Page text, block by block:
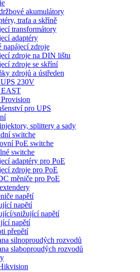
akumulátory
trafa a skříně
transformátory
adaptéry
napájecí zdroje
zdroje na DIN lištu
zdroje se skříní
zdrojů a ústředen
230V
EAST
pro UPS
splittery a sady
switche
PoE switche
switche
adaptéry pro PoE
zdroje pro PoE
měniče pro PoE
napětí
napětí
snižující napětí
napětí
přepětí
silnoproudých rozvodů
slaboproudých rozvodů